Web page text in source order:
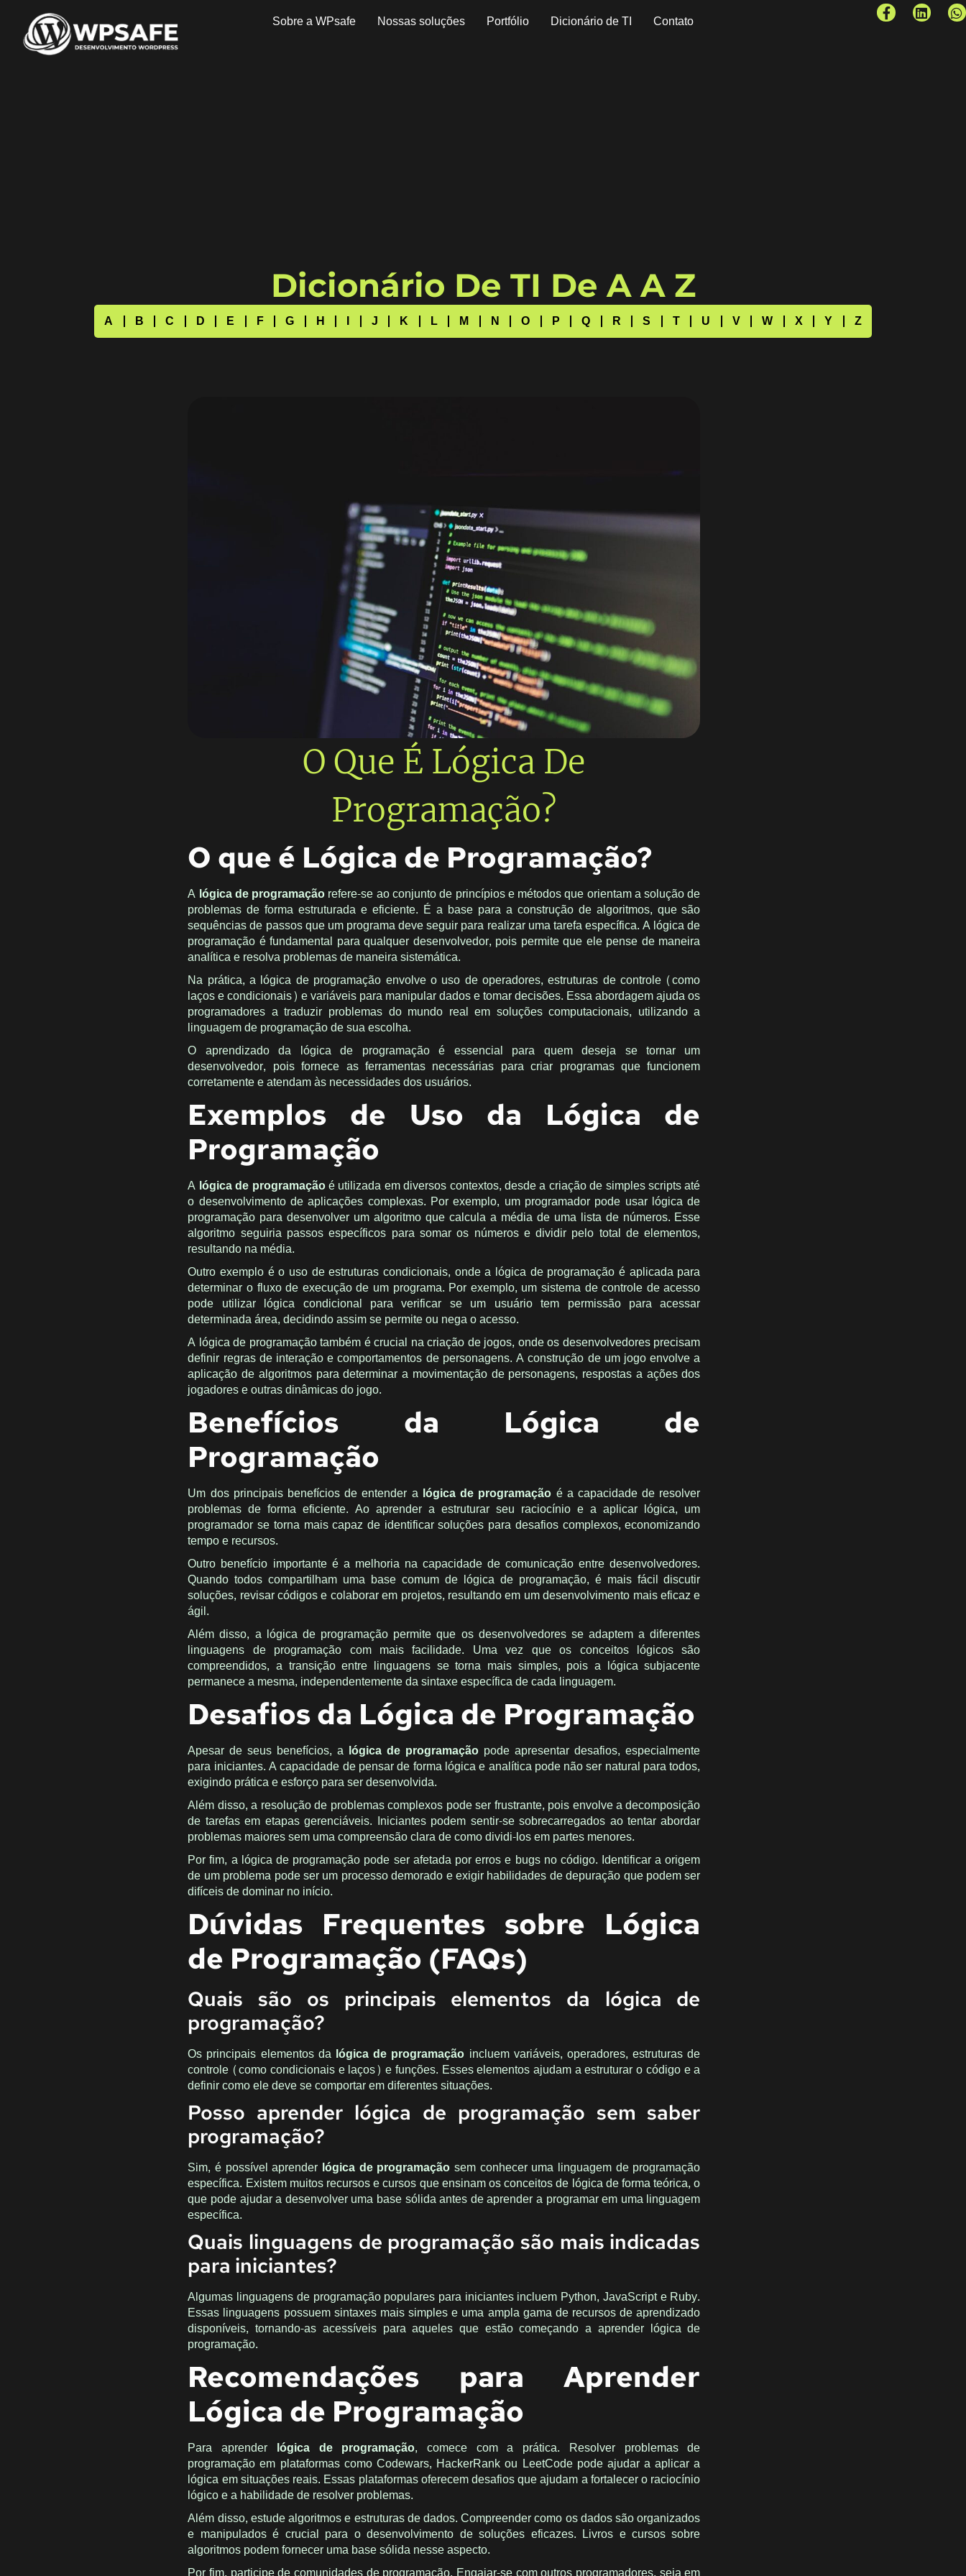
Sobre a WPsafe Nossas soluções Portfólio Dicionário de TI Contato
Dicionário De TI De A A Z
A B C D E F G H I J K L M N O P Q R S T U V W X Y Z
O Que É Lógica De
Programação?
O que é Lógica de Programação?
A lógica de programaçãorefere-se ao conjunto de princípios e métodos que orientam a solução de
problemas de forma estruturada e eficiente. É a base para a construção de algoritmos, que são
sequências de passos que um programa deve seguir para realizar uma tarefa específica. A lógica de
programação é fundamental para qualquer desenvolvedor, pois permite que ele pense de maneira
analítica e resolva problemas de maneira sistemática.
Na prática, a lógica de programação envolve o uso de operadores, estruturas de controle (como
laços e condicionais) e variáveis para manipular dados e tomar decisões. Essa abordagem ajuda os
programadores a traduzir problemas do mundo real em soluções computacionais, utilizando a
linguagem de programação de sua escolha.
O aprendizado da lógica de programação é essencial para quem deseja se tornar um
desenvolvedor, pois fornece as ferramentas necessárias para criar programas que funcionem
corretamente e atendam às necessidades dos usuários.
Exemplos de Uso da Lógica de
Programação
A lógica de programaçãoé utilizada em diversos contextos, desde a criação de simples scripts até
o desenvolvimento de aplicações complexas. Por exemplo, um programador pode usar lógica de
programação para desenvolver um algoritmo que calcula a média de uma lista de números. Esse
algoritmo seguiria passos específicos para somar os números e dividir pelo total de elementos,
resultando na média.
Outro exemplo é o uso de estruturas condicionais, onde a lógica de programação é aplicada para
determinar o fluxo de execução de um programa. Por exemplo, um sistema de controle de acesso
pode utilizar lógica condicional para verificar se um usuário tem permissão para acessar
determinada área, decidindo assim se permite ou nega o acesso.
A lógica de programação também é crucial na criação de jogos, onde os desenvolvedores precisam
definir regras de interação e comportamentos de personagens. A construção de um jogo envolve a
aplicação de algoritmos para determinar a movimentação de personagens, respostas a ações dos
jogadores e outras dinâmicas do jogo.
Benefícios da Lógica de
Programação
Um dos principais benefícios de entender a lógica de programação é a capacidade de resolver
problemas de forma eficiente. Ao aprender a estruturar seu raciocínio e a aplicar lógica, um
programador se torna mais capaz de identificar soluções para desafios complexos, economizando
tempo e recursos.
Outro benefício importante é a melhoria na capacidade de comunicação entre desenvolvedores.
Quando todos compartilham uma base comum de lógica de programação, é mais fácil discutir
soluções, revisar códigos e colaborar em projetos, resultando em um desenvolvimento mais eficaz e
ágil.
Além disso, a lógica de programação permite que os desenvolvedores se adaptem a diferentes
linguagens de programação com mais facilidade. Uma vez que os conceitos lógicos são
compreendidos, a transição entre linguagens se torna mais simples, pois a lógica subjacente
permanece a mesma, independentemente da sintaxe específica de cada linguagem.
Desafios da Lógica de Programação
Apesar de seus benefícios, a lógica de programação pode apresentar desafios, especialmente
para iniciantes. A capacidade de pensar de forma lógica e analítica pode não ser natural para todos,
exigindo prática e esforço para ser desenvolvida.
Além disso, a resolução de problemas complexos pode ser frustrante, pois envolve a decomposição
de tarefas em etapas gerenciáveis. Iniciantes podem sentir-se sobrecarregados ao tentar abordar
problemas maiores sem uma compreensão clara de como dividi-los em partes menores.
Por fim, a lógica de programação pode ser afetada por erros e bugs no código. Identificar a origem
de um problema pode ser um processo demorado e exigir habilidades de depuração que podem ser
difíceis de dominar no início.
Dúvidas Frequentes sobre Lógica
de Programação (FAQs)
Quais são os principais elementos da lógica de
programação?
Os principais elementos da lógica de programação incluem variáveis, operadores, estruturas de
controle (como condicionais e laços) e funções. Esses elementos ajudam a estruturar o código e a
definir como ele deve se comportar em diferentes situações.
Posso aprender lógica de programação sem saber
programação?
Sim, é possível aprender lógica de programação sem conhecer uma linguagem de programação
específica. Existem muitos recursos e cursos que ensinam os conceitos de lógica de forma teórica, o
que pode ajudar a desenvolver uma base sólida antes de aprender a programar em uma linguagem
específica.
Quais linguagens de programação são mais indicadas
para iniciantes?
Algumas linguagens de programação populares para iniciantes incluem Python, JavaScript e Ruby.
Essas linguagens possuem sintaxes mais simples e uma ampla gama de recursos de aprendizado
disponíveis, tornando-as acessíveis para aqueles que estão começando a aprender lógica de
programação.
Recomendações para Aprender
Lógica de Programação
Para aprender lógica de programação, comece com a prática. Resolver problemas de
programação em plataformas como Codewars, HackerRank ou LeetCode pode ajudar a aplicar a
lógica em situações reais. Essas plataformas oferecem desafios que ajudam a fortalecer o raciocínio
lógico e a habilidade de resolver problemas.
Além disso, estude algoritmos e estruturas de dados. Compreender como os dados são organizados
e manipulados é crucial para o desenvolvimento de soluções eficazes. Livros e cursos sobre
algoritmos podem fornecer uma base sólida nesse aspecto.